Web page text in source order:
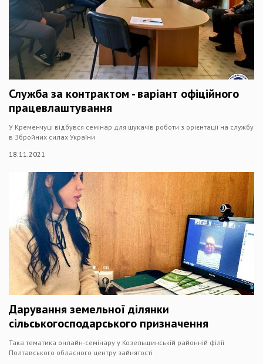
Служба за контрактом - варіант офіційного
працевлаштування
У Кременчуці відбувся семінар для шукачів роботи з орієнтації на службу
в Збройних силах України
18.11.2021
Дарування земельної ділянки
сільськогосподарського призначення
Така тематика онлайн-семінару у Козельщинській районній філії
Полтавського обласного центру зайнятості